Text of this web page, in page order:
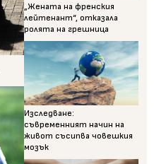
„Жената на френския
лейтенант“, отказала
ролята на грешница
Изследване:
съвременният начин на
живот съсипва човешкия
мозък